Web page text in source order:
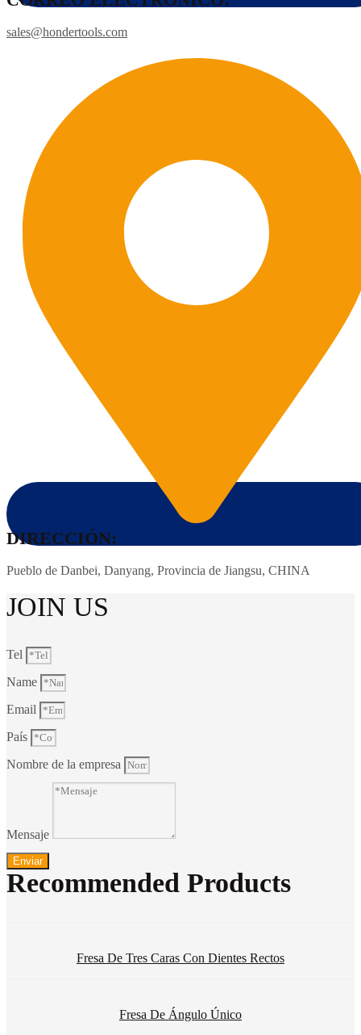
sales@hondertools.com
DIRECCIÓN:
Pueblo de Danbei, Danyang, Provincia de Jiangsu, CHINA
JOIN US
Tel
Name
Email
País
Nombre de la empresa
Mensaje
Enviar
Recommended Products
Fresa De Tres Caras Con Dientes Rectos
Fresa De Ángulo Único